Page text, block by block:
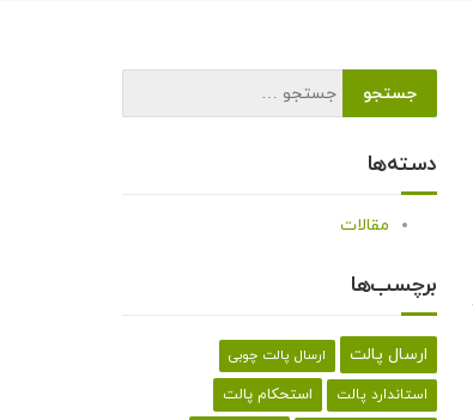
دسته‌ها
مقالات
برچسب‌ها
ارسال پالت ارسال پالت چوبی
استاندارد پالت استحکام پالت